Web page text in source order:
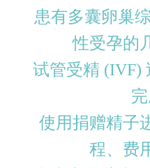
患有多囊卵巢
性受孕的
试管受精 (IVF)
使用捐赠精子
程、费